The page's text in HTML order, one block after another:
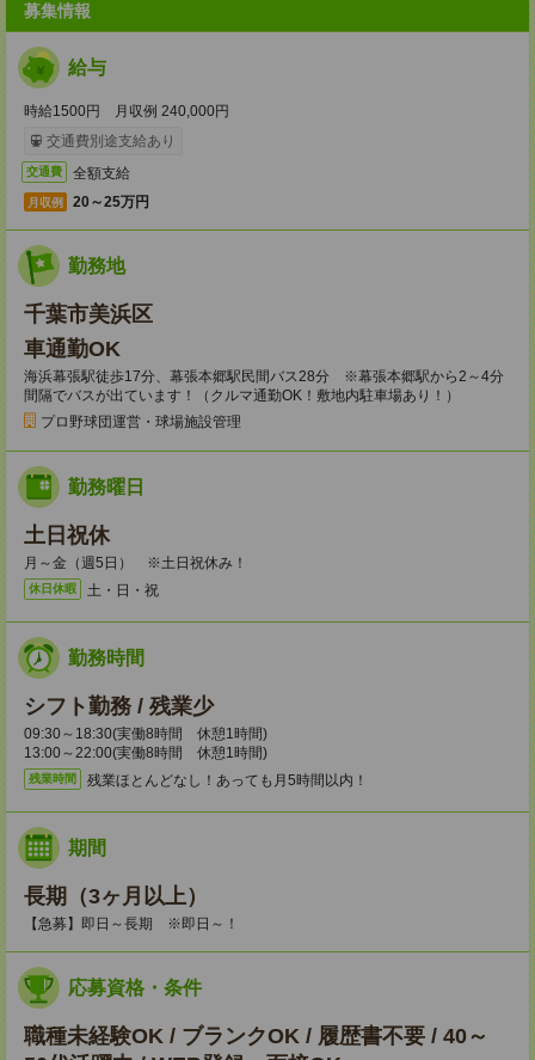
募集情報
給与
時給1500円 月収例 240,000円
交通費別途支給あり
交通費 全額支給
月収例 20～25万円
勤務地
千葉市美浜区
車通勤OK
海浜幕張駅徒歩17分、幕張本郷駅民間バス28分 ※幕張本郷駅から2～4分
間隔でバスが出ています！（クルマ通勤OK！敷地内駐車場あり！）
プロ野球団運営・球場施設管理
勤務曜日
土日祝休
月～金（週5日） ※土日祝休み！
休日休暇 土・日・祝
勤務時間
シフト勤務 / 残業少
09:30～18:30(実働8時間 休憩1時間)
13:00～22:00(実働8時間 休憩1時間)
残業時間 残業ほとんどなし！あっても月5時間以内！
期間
長期（3ヶ月以上）
【急募】即日～長期 ※即日～！
応募資格・条件
職種未経験OK / ブランクOK / 履歴書不要 / 40～